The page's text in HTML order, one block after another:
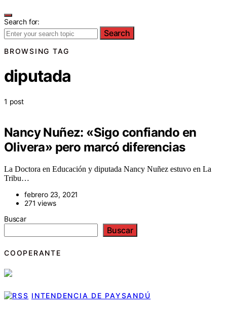
Search for:
Search
BROWSING TAG
diputada
1 post
Nancy Nuñez: «Sigo confiando en
Olivera» pero marcó diferencias
La Doctora en Educación y diputada Nancy Nuñez estuvo en La
Tribu…
febrero 23, 2021
271 views
Buscar
Buscar
COOPERANTE
INTENDENCIA DE PAYSANDÚ